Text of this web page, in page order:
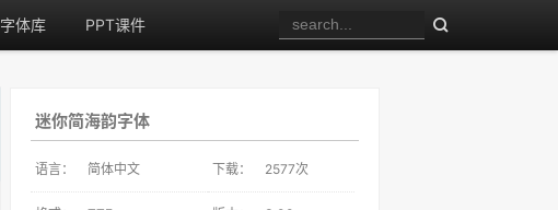
字体库 PPT课件
迷你简海韵字体
语言： 简体中文 下载： 2577次